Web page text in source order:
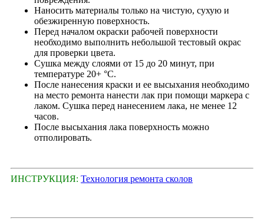
Наносить материалы только на чистую, сухую и
обезжиренную поверхность.
Перед началом окраски рабочей поверхности
необходимо выполнить небольшой тестовый окрас
для проверки цвета.
Сушка между слоями от 15 до 20 минут, при
температуре 20+ °С.
После нанесения краски и ее высыхания необходимо
на место ремонта нанести лак при помощи маркера с
лаком. Сушка перед нанесением лака, не менее 12
часов.
После высыхания лака поверхность можно
отполировать.
ИНСТРУКЦИЯ: Технология ремонта сколов